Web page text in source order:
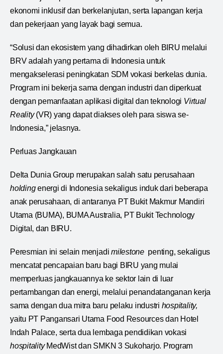
ekonomi inklusif dan berkelanjutan, serta lapangan kerja
dan pekerjaan yang layak bagi semua.
“Solusi dan ekosistem yang dihadirkan oleh BIRU melalui
BRV adalah yang pertama di Indonesia untuk
mengakselerasi peningkatan SDM vokasi berkelas dunia.
Program ini bekerja sama dengan industri dan diperkuat
dengan pemanfaatan aplikasi digital dan teknologi Virtual
Reality(VR) yang dapat diakses oleh para siswa se-
Indonesia,” jelasnya.
Perluas Jangkauan
Delta Dunia Group merupakan salah satu perusahaan
holdingenergi di Indonesia sekaligus induk dari beberapa
anak perusahaan, di antaranya PT Bukit Makmur Mandiri
Utama (BUMA), BUMA Australia, PT Bukit Technology
Digital, dan BIRU.
Peresmian ini selain menjadimilestonepenting, sekaligus
mencatat pencapaian baru bagi BIRU yang mulai
memperluas jangkauannya ke sektor lain di luar
pertambangan dan energi, melalui penandatanganan kerja
sama dengan dua mitra baru pelaku industri hospitality,
yaitu PT Pangansari Utama Food Resources dan Hotel
Indah Palace, serta dua lembaga pendidikan vokasi
hospitalityMedWist dan SMKN 3 Sukoharjo. Program